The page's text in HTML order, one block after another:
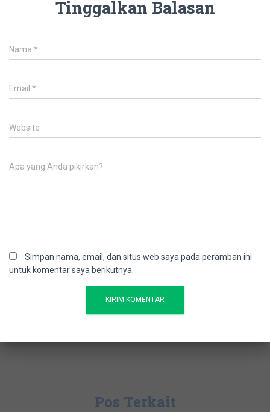
Tinggalkan Balasan
Nama *
Email *
Website
Apa yang Anda pikirkan?
Simpan nama, email, dan situs web saya pada peramban ini
untuk komentar saya berikutnya.
Pos Terkait